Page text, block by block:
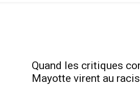
Quand les critiques
Mayotte virent au